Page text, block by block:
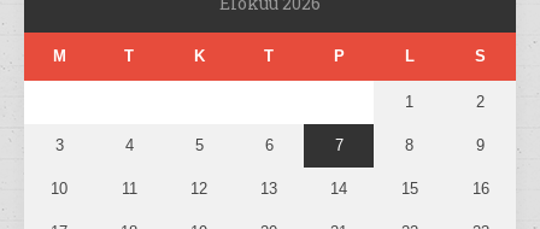
M T K T P L S
1 2
3 4 5 6 7 8 9
10 11 12 13 14 15 16